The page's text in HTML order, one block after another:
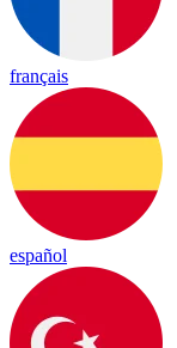
français
español